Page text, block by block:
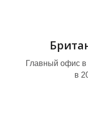
Главный офис в
в